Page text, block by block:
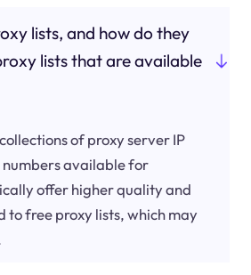
lists, and how do they
lists that are available
of proxy server IP
available for
offer higher quality and
to free proxy lists, which may